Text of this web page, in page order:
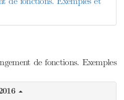
de fonctions. Exemples